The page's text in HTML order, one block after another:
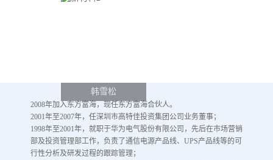
韩雪松
2008年加入东方富海，现任东方富海合伙人。
2001年至2007年，任深圳市高特佳投资集团公司业务董事；
1998年至2001年，就职于华为电气股份有限公司，先后在市场营销
部及投资管理部工作，负责了通信电源产品线、UPS产品线等的可
行性分析及研发过程的跟踪管理；